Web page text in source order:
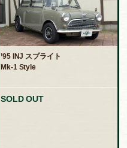
’95 INJ スプライト
Mk-1 Style
SOLD OUT